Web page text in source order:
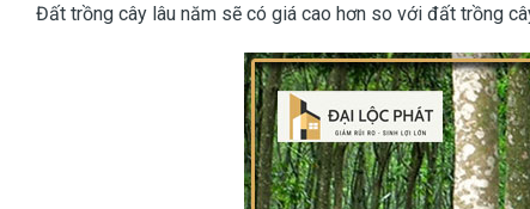
Đất trồng cây lâu năm sẽ có giá cao hơn so với đất trồng